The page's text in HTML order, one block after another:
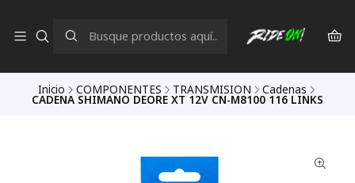
Inicio COMPONENTES TRANSMISION Cadenas
CADENA SHIMANO DEORE XT 12V CN-M8100 116 LINKS